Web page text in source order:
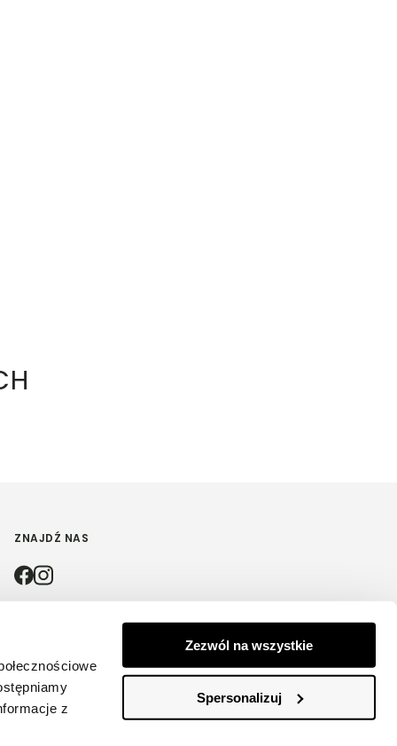
z
Zezwól na wszystkie
Spersonalizuj
ZNAJDŹ NAS
4.9 Na podstawie 4210opiniiz całego okresu